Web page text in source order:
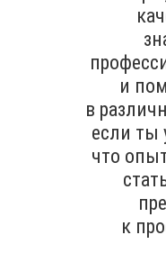
и
в
если ты
что
к